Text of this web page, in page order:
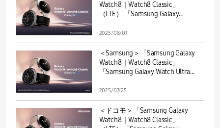
Watch8｜Watch8 Classic」
（LTE） 「Samsung Galaxy...
2025/08/01
＜Samsung＞「Samsung Galaxy
Watch8｜Watch8 Classic」
「Samsung Galaxy Watch Ultra...
2025/07/25
＜ドコモ＞「Samsung Galaxy
Watch8｜Watch8 Classic」